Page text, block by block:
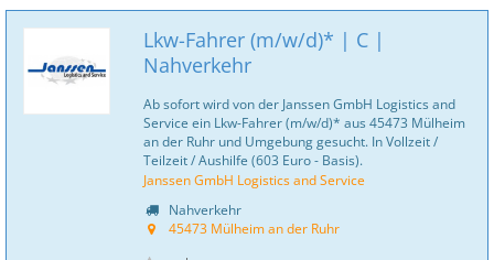
Lkw-Fahrer (m/w/d)* | C |
Nahverkehr
Ab sofort wird von der Janssen GmbH Logistics and
Service ein Lkw-Fahrer (m/w/d)* aus 45473 Mülheim
an der Ruhr und Umgebung gesucht. In Vollzeit /
Teilzeit / Aushilfe (603 Euro - Basis).
Janssen GmbH Logistics and Service
Nahverkehr
45473 Mülheim an der Ruhr